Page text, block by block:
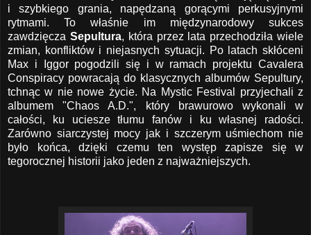
i szybkiego grania, napędzaną gorącymi perkusyjnymi
rytmami. To właśnie im międzynarodowy sukces
zawdzięcza Sepultura, która przez lata przechodziła wiele
zmian, konfliktów i niejasnych sytuacji. Po latach skłóceni
Max i Iggor pogodzili się i w ramach projektu Cavalera
Conspiracy powracają do klasycznych albumów Sepultury,
tchnąc w nie nowe życie. Na Mystic Festival przyjechali z
albumem "Chaos A.D.", który brawurowo wykonali w
całości, ku uciesze tłumu fanów i ku własnej radości.
Zarówno siarczystej mocy jak i szczerym uśmiechom nie
było końca, dzięki czemu ten występ zapisze się w
tegorocznej historii jako jeden z najważniejszych.